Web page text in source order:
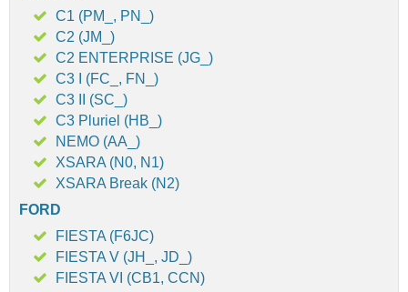
C1 (PM_, PN_)
C2 (JM_)
C2 ENTERPRISE (JG_)
C3 I (FC_, FN_)
C3 II (SC_)
C3 Pluriel (HB_)
NEMO (AA_)
XSARA (N0, N1)
XSARA Break (N2)
FORD
FIESTA (F6JC)
FIESTA V (JH_, JD_)
FIESTA VI (CB1, CCN)